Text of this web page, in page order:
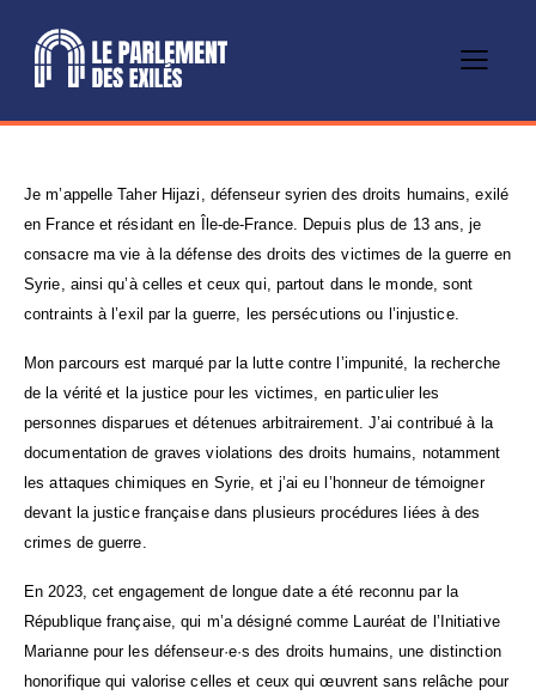
Je m’appelle Taher Hijazi, défenseur syrien des droits humains, exilé
en France et résidant en Île-de-France. Depuis plus de 13 ans, je
consacre ma vie à la défense des droits des victimes de la guerre en
Syrie, ainsi qu’à celles et ceux qui, partout dans le monde, sont
contraints à l’exil par la guerre, les persécutions ou l’injustice.
Mon parcours est marqué par la lutte contre l’impunité, la recherche
de la vérité et la justice pour les victimes, en particulier les
personnes disparues et détenues arbitrairement. J’ai contribué à la
documentation de graves violations des droits humains, notamment
les attaques chimiques en Syrie, et j’ai eu l’honneur de témoigner
devant la justice française dans plusieurs procédures liées à des
crimes de guerre.
En 2023, cet engagement de longue date a été reconnu par la
République française, qui m’a désigné comme Lauréat de l’Initiative
Marianne pour les défenseur·e·s des droits humains, une distinction
honorifique qui valorise celles et ceux qui œuvrent sans relâche pour